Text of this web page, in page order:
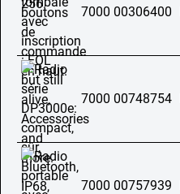
7000 00306400
7000 00748754
7000 00757939